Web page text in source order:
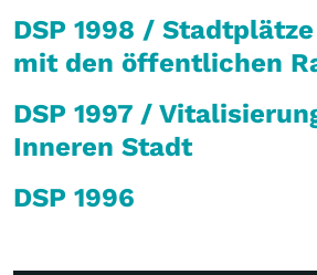
DSP 1998 /
mit den öffentlichen
DSP 1997 /
Inneren Stadt
DSP 1996